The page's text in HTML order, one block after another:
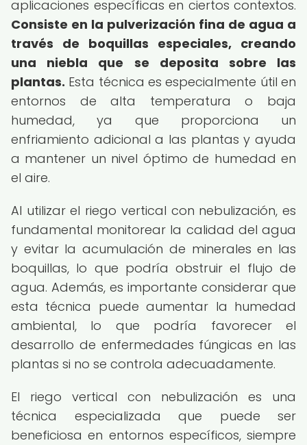
aplicaciones específicas en ciertos contextos.
Consiste en la pulverización fina de agua a
través de boquillas especiales, creando
una niebla que se deposita sobre las
plantas. Esta técnica es especialmente útil en
entornos de alta temperatura o baja
humedad, ya que proporciona un
enfriamiento adicional a las plantas y ayuda
a mantener un nivel óptimo de humedad en
el aire.
Al utilizar el riego vertical con nebulización, es
fundamental monitorear la calidad del agua
y evitar la acumulación de minerales en las
boquillas, lo que podría obstruir el flujo de
agua. Además, es importante considerar que
esta técnica puede aumentar la humedad
ambiental, lo que podría favorecer el
desarrollo de enfermedades fúngicas en las
plantas si no se controla adecuadamente.
El riego vertical con nebulización es una
técnica especializada que puede ser
beneficiosa en entornos específicos, siempre